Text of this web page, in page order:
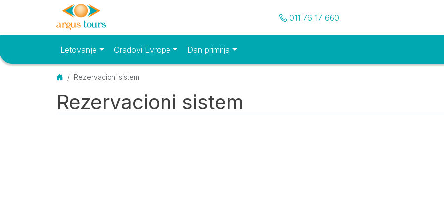
Pozovite nas
011 76 17 660
Osnovni meniLetovanje Gradovi Evrope Dan primirja
Početna
Rezervacioni sistem
Rezervacioni sistem